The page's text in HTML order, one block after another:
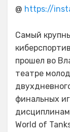
@ https://
Самый
прошел во
театре
финальных
World of